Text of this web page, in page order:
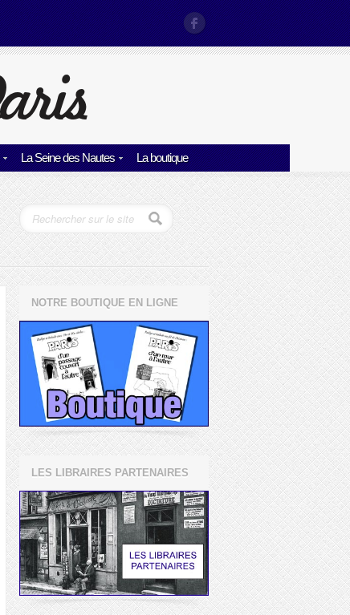
La Seine des Nautes La boutique
NOTRE BOUTIQUE EN LIGNE
LES LIBRAIRES PARTENAIRES